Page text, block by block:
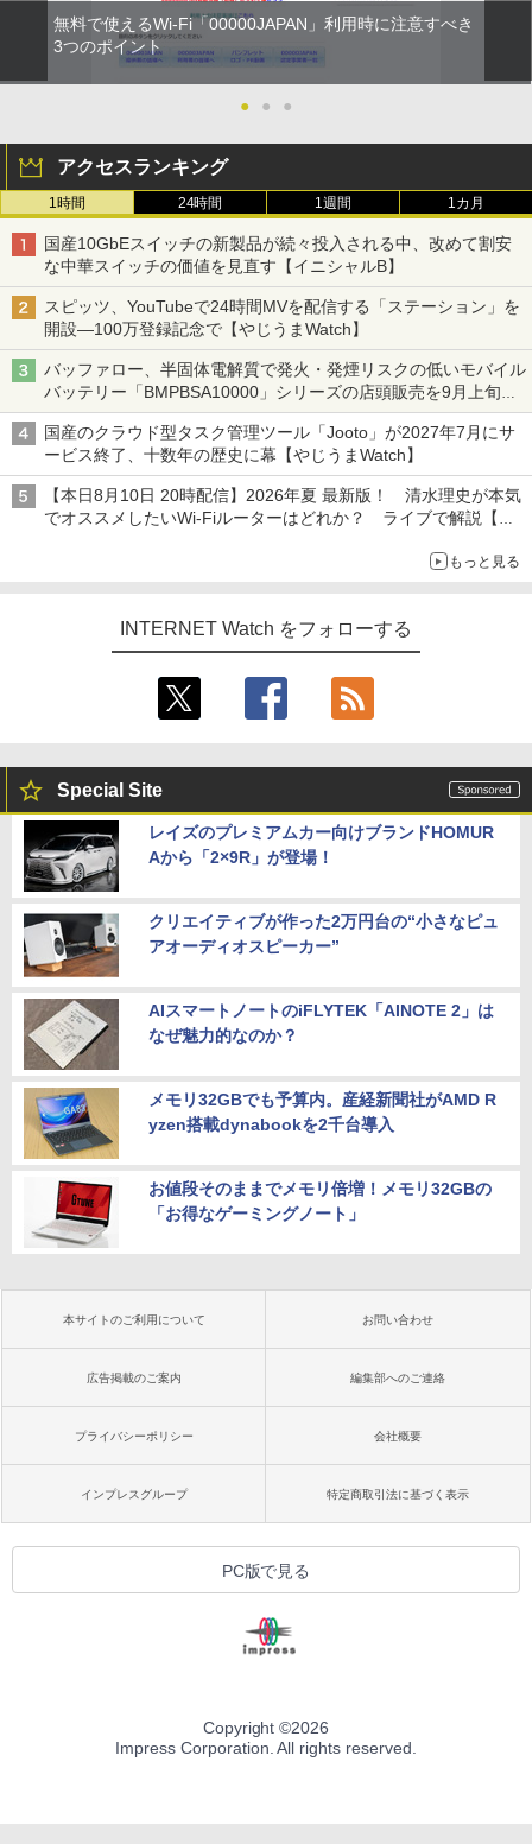
無料で使えるWi-Fi「00000JAPAN」利用時に注意すべき
3つのポイント
● ● ●
アクセスランキング
1時間 24時間 1週間 1カ月
国産10GbEスイッチの新製品が続々投入される中、改めて割安
な中華スイッチの価値を見直す【イニシャルB】
スピッツ、YouTubeで24時間MVを配信する「ステーション」を
開設―100万登録記念で【やじうまWatch】
バッファロー、半固体電解質で発火・発煙リスクの低いモバイル
バッテリー「BMPBSA10000」シリーズの店頭販売を9月上旬に
開始
国産のクラウド型タスク管理ツール「Jooto」が2027年7月にサ
ービス終了、十数年の歴史に幕【やじうまWatch】
【本日8月10日 20時配信】2026年夏 最新版！ 清水理史が本気
でオススメしたいWi-Fiルーターはどれか？ ライブで解説【清
もっと見る
INTERNET Watch をフォローする
Special Site
レイズのプレミアムカー向けブランドHOMUR
Aから「2×9R」が登場！
クリエイティブが作った2万円台の“小さなピュ
アオーディオスピーカー”
AIスマートノートのiFLYTEK「AINOTE 2」は
なぜ魅力的なのか？
メモリ32GBでも予算内。産経新聞社がAMD R
yzen搭載dynabookを2千台導入
お値段そのままでメモリ倍増！メモリ32GBの
「お得なゲーミングノート」
本サイトのご利用について お問い合わせ
広告掲載のご案内 編集部へのご連絡
プライバシーポリシー 会社概要
インプレスグループ 特定商取引法に基づく表示
PC版で見る
Copyright ©2026
Impress Corporation. All rights reserved.